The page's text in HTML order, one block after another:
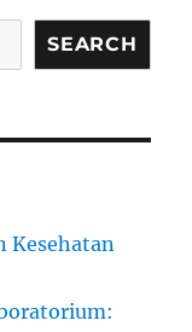
SEARCH
Kesehatan